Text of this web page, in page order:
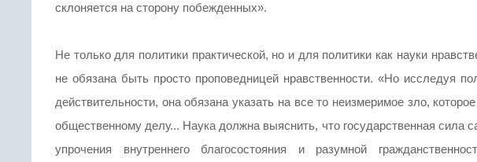
склоняется на сторону побежденных».
Не только для политики практической, но и для политики как науки
не обязана быть просто проповедницей нравственности. «Но исследуя
действительности, она обязана указать на все то неизмеримое зло,
общественному делу... Наука должна выяснить, что государственная сила
упрочения внутреннего благосостояния и разумной